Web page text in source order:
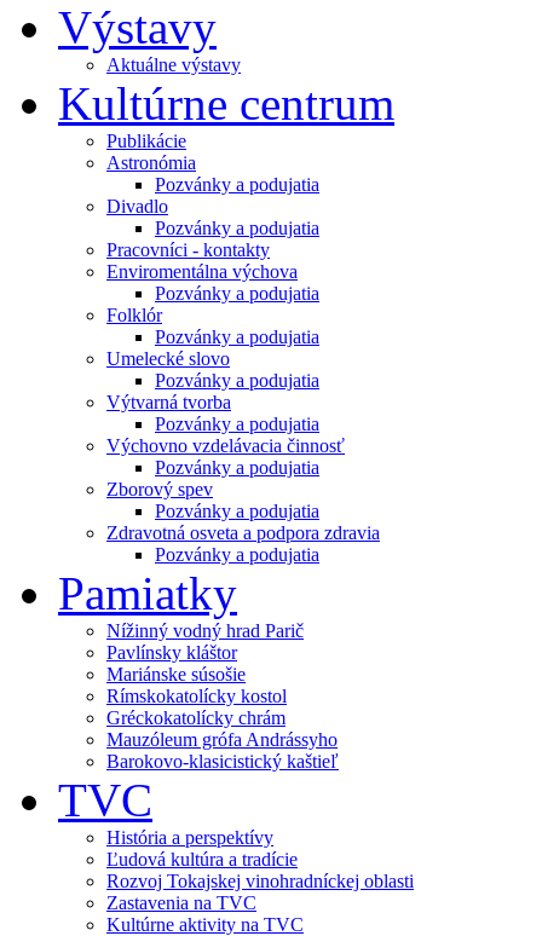
Výstavy
Aktuálne výstavy
Kultúrne centrum
Publikácie
Astronómia
Pozvánky a podujatia
Divadlo
Pozvánky a podujatia
Pracovníci - kontakty
Enviromentálna výchova
Pozvánky a podujatia
Folklór
Pozvánky a podujatia
Umelecké slovo
Pozvánky a podujatia
Výtvarná tvorba
Pozvánky a podujatia
Výchovno vzdelávacia činnosť
Pozvánky a podujatia
Zborový spev
Pozvánky a podujatia
Zdravotná osveta a podpora zdravia
Pozvánky a podujatia
Pamiatky
Nížinný vodný hrad Parič
Pavlínsky kláštor
Mariánske súsošie
Rímskokatolícky kostol
Gréckokatolícky chrám
Mauzóleum grófa Andrássyho
Barokovo-klasicistický kaštieľ
TVC
História a perspektívy
Ľudová kultúra a tradície
Rozvoj Tokajskej vinohradníckej oblasti
Zastavenia na TVC
Kultúrne aktivity na TVC